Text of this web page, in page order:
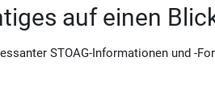
auf einen
STOAG-Informationen und -